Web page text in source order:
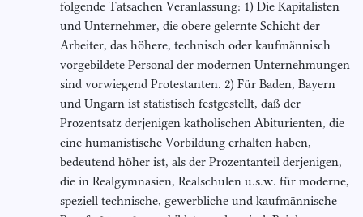
folgende Tatsachen Veranlassung: 1) Die Kapitalisten
und Unternehmer, die obere gelernte Schicht der
Arbeiter, das höhere, technisch oder kaufmännisch
vorgebildete Personal der modernen Unternehmungen
sind vorwiegend Protestanten. 2) Für Baden, Bayern
und Ungarn ist statistisch festgestellt, daß der
Prozentsatz derjenigen katholischen Abiturienten, die
eine humanistische Vorbildung erhalten haben,
bedeutend höher ist, als der Prozentanteil derjenigen,
die in Realgymnasien, Realschulen u.s.w. für moderne,
speziell technische, gewerbliche und kaufmännische